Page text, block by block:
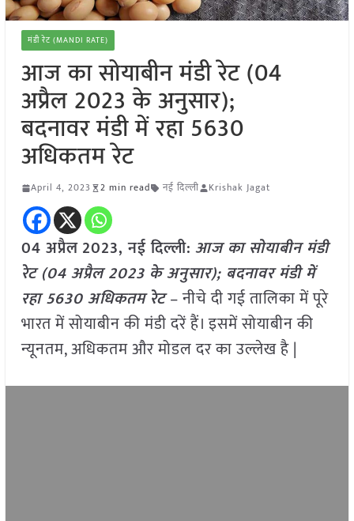
मंडी रेट (MANDI RATE)
आज का सोयाबीन मंडी रेट (04
अप्रैल 2023 के अनुसार);
बदनावर मंडी में रहा 5630
अधिकतम रेट
April 4, 2023 2 min read नई दिल्ली Krishak Jagat
04 अप्रैल2023, नई दिल्ली: आज का सोयाबीन मंडी
रेट (04 अप्रैल 2023 के अनुसार); बदनावर मंडी में
रहा 5630 अधिकतम रेट– नीचे दी गई तालिका में पूरे
भारत में सोयाबीन की मंडी दरें हैं। इसमें सोयाबीन की
न्यूनतम, अधिकतम और मोडल दर का उल्लेख है |